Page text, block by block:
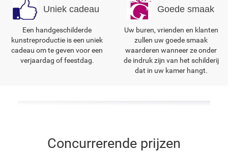
Uniek cadeau
Een handgeschilderde
kunstreproductie is een uniek
cadeau om te geven voor een
verjaardag of feestdag.
Goede smaak
Uw buren, vrienden en klanten
zullen uw goede smaak
waarderen wanneer ze onder
de indruk zijn van het schilderij
dat in uw kamer hangt.
Concurrerende prijzen